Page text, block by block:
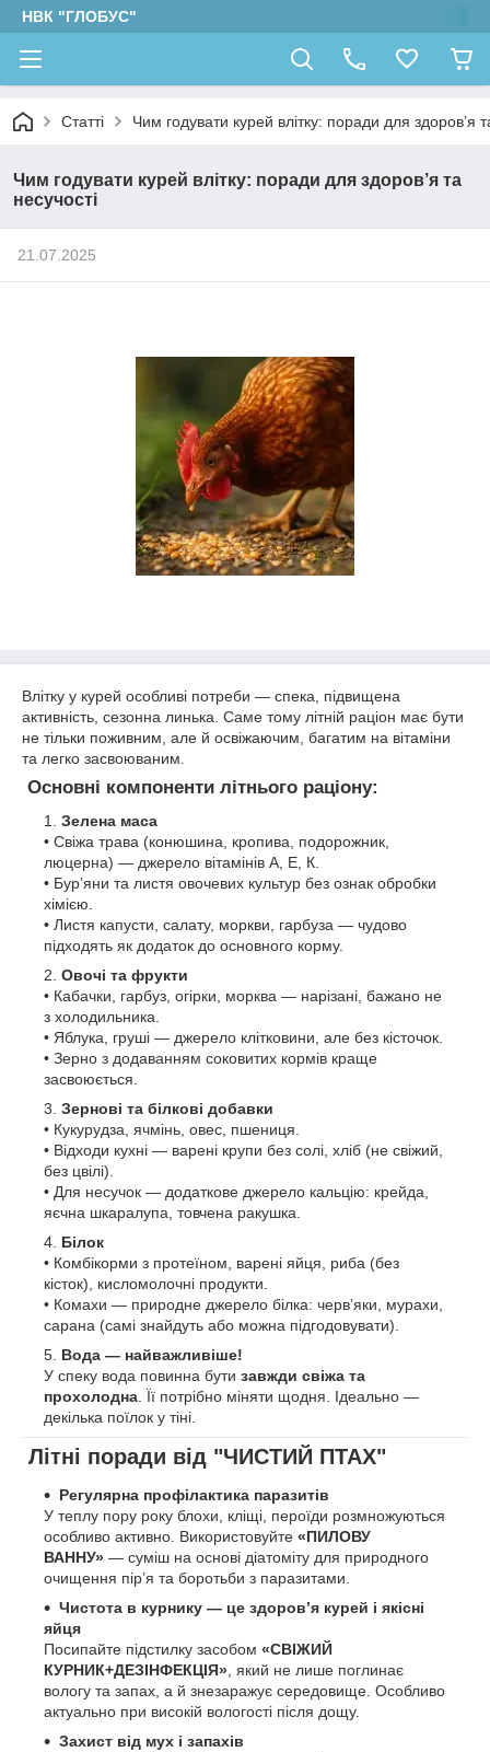
НВК "ГЛОБУС"
Статті Чим годувати курей влітку: поради для здоров’я
Чим годувати курей влітку: поради для здоров’я та
несучості
21.07.2025
Влітку у курей особливі потреби — спека, підвищена
активність, сезонна линька. Саме тому літній раціон має бути
не тільки поживним, але й освіжаючим, багатим на вітаміни
та легко засвоюваним.
Основні компоненти літнього раціону:
Зелена маса
• Свіжа трава (конюшина, кропива, подорожник,
люцерна) — джерело вітамінів А, Е, К.
• Бур’яни та листя овочевих культур без ознак обробки
хімією.
• Листя капусти, салату, моркви, гарбуза — чудово
підходять як додаток до основного корму.
Овочі та фрукти
• Кабачки, гарбуз, огірки, морква — нарізані, бажано не
з холодильника.
• Яблука, груші — джерело клітковини, але без кісточок.
• Зерно з додаванням соковитих кормів краще
засвоюється.
Зернові та білкові добавки
• Кукурудза, ячмінь, овес, пшениця.
• Відходи кухні — варені крупи без солі, хліб (не свіжий,
без цвілі).
• Для несучок — додаткове джерело кальцію: крейда,
яєчна шкаралупа, товчена ракушка.
Білок
• Комбікорми з протеїном, варені яйця, риба (без
кісток), кисломолочні продукти.
• Комахи — природне джерело білка: черв’яки, мурахи,
сарана (самі знайдуть або можна підгодовувати).
Вода — найважливіше!
У спеку вода повинна бути завжди свіжа та
прохолодна . Її потрібно міняти щодня. Ідеально —
декілька поїлок у тіні.
Літні поради від "ЧИСТИЙ ПТАХ"
Регулярна профілактика паразитів
У теплу пору року блохи, кліщі, пероїди розмножуються
особливо активно. Використовуйте «ПИЛОВУ
ВАННУ» — суміш на основі діатоміту для природного
очищення пір’я та боротьби з паразитами.
Чистота в курнику — це здоров’я курей і якісні
яйця
Посипайте підстилку засобом «СВІЖИЙ
КУРНИК+ДЕЗІНФЕКЦІЯ», який не лише поглинає
вологу та запах, а й знезаражує середовище. Особливо
актуально при високій вологості після дощу.
Захист від мух і запахів